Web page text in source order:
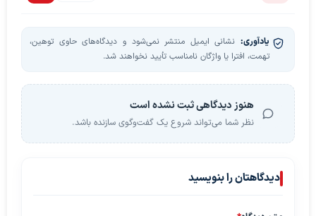
یادآوری: نشانی ایمیل منتشر نمی‌شود و دیدگاه‌های حاوی توهین،
تهمت، افترا یا واژگان نامناسب تأیید نخواهند شد.
هنوز دیدگاهی ثبت نشده است
نظر شما می‌تواند شروع یک گفت‌وگوی سازنده باشد.
دیدگاهتان را بنویسید